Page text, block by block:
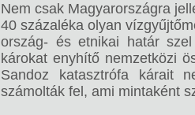
Nem csak Magyarországra
40 százaléka olyan
ország- és etnikai határ
károkat enyhítő nemzetközi
Sandoz katasztrófa kárait
számolták fel, ami mintaként